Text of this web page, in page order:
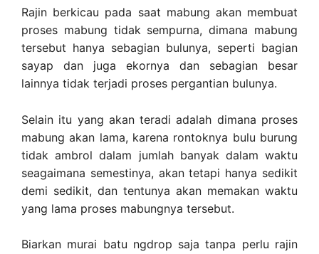
Rajin berkicau pada saat mabung akan membuat
proses mabung tidak sempurna, dimana mabung
tersebut hanya sebagian bulunya, seperti bagian
sayap dan juga ekornya dan sebagian besar
lainnya tidak terjadi proses pergantian bulunya.
Selain itu yang akan teradi adalah dimana proses
mabung akan lama, karena rontoknya bulu burung
tidak ambrol dalam jumlah banyak dalam waktu
seagaimana semestinya, akan tetapi hanya sedikit
demi sedikit, dan tentunya akan memakan waktu
yang lama proses mabungnya tersebut.
Biarkan murai batu ngdrop saja tanpa perlu rajin